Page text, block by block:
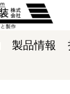
製品情報